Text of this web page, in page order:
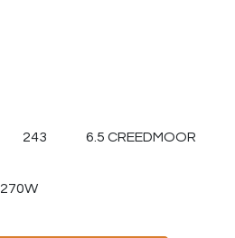
243 6.5 CREEDMOOR
270W